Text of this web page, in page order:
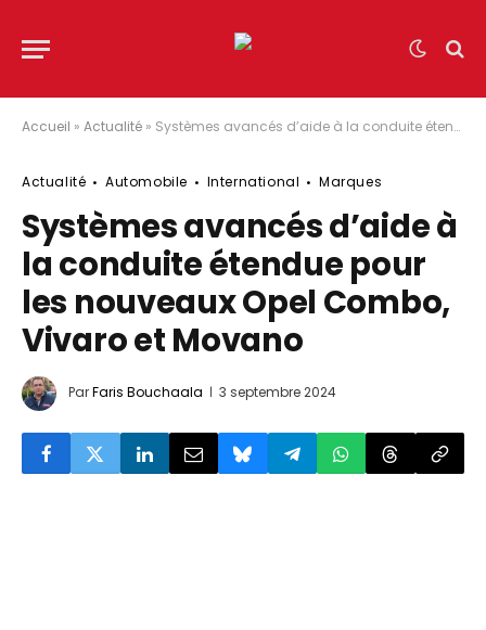
Accueil » Actualité » Systèmes avancés d’aide à la conduite étendue pour les nouveaux Opel Combo, Vivaro et Movano
Actualité Automobile International Marques
Systèmes avancés d’aide à
la conduite étendue pour
les nouveaux Opel Combo,
Vivaro et Movano
ParFaris Bouchaala 3 septembre 2024